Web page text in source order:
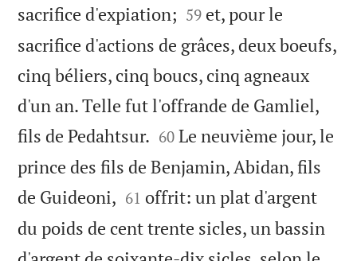
sacrifice d'expiation; 

59 et, pour le
sacrifice d'actions de grâces, deux boeufs,
cinq béliers, cinq boucs, cinq agneaux
d'un an. Telle fut l'offrande de Gamliel,
fils de Pedahtsur. 

60 Le neuvième jour, le
prince des fils de Benjamin, Abidan, fils
de Guideoni, 

61 offrit: un plat d'argent
du poids de cent trente sicles, un bassin